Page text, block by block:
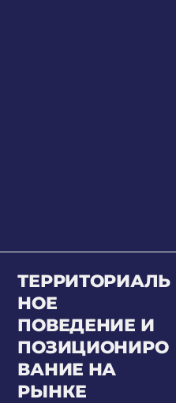
ТЕРРИТОРИАЛЬ
НОЕ
ПОВЕДЕНИЕ И
ПОЗИЦИОНИРО
ВАНИЕ НА
РЫНКЕ